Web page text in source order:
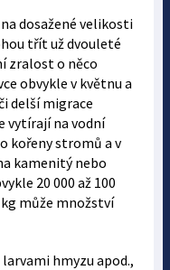
dosažené velikosti
třít už dvouleté
zralost o něco
obvykle v květnu a
delší migrace
vytírají na vodní
kořeny stromů a v
kamenitý nebo
20 000 až 100
kg může množství
hmyzu apod.,